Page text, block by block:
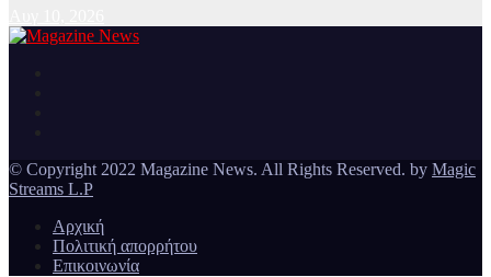
© Copyright 2022 Magazine News. All Rights Reserved. by Magic
Streams L.P
Αρχική
Πολιτική απορρήτου
Επικοινωνία